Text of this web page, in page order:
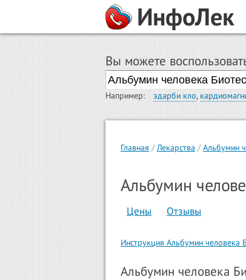
ИнфоЛек
Вы можете
Например: эдарби кло,
Главная Лекарства Альбумин
Альбумин
Цены Отзывы
Инструкция Альбумин человека
Альбумин человека